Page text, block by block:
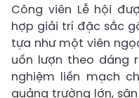
Công viên Lễ hội
hợp giải trí đặc sắc
tựa như một viên
uốn lượn theo dáng
nghiệm liền mạch
quảng trường lớn,